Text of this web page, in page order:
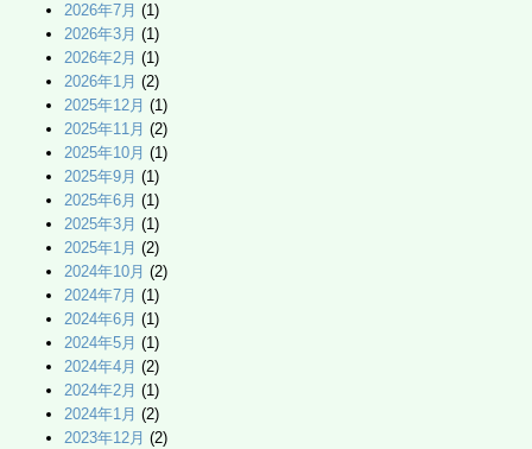
2026年7月 (1)
2026年3月 (1)
2026年2月 (1)
2026年1月 (2)
2025年12月 (1)
2025年11月 (2)
2025年10月 (1)
2025年9月 (1)
2025年6月 (1)
2025年3月 (1)
2025年1月 (2)
2024年10月 (2)
2024年7月 (1)
2024年6月 (1)
2024年5月 (1)
2024年4月 (2)
2024年2月 (1)
2024年1月 (2)
2023年12月 (2)